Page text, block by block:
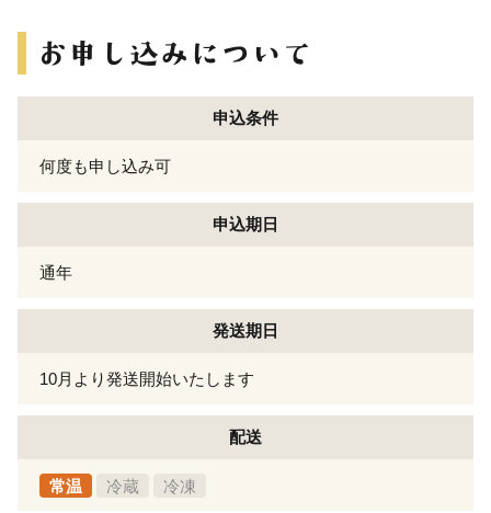
申込条件
何度も申し込み可
申込期日
通年
発送期日
10月より発送開始いたします
配送
常温 冷蔵 冷凍